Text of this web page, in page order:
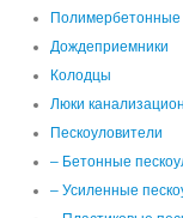
Полимербетонные
Дождеприемники
Колодцы
Люки
Пескоуловители
– Бетонные
– Усиленные